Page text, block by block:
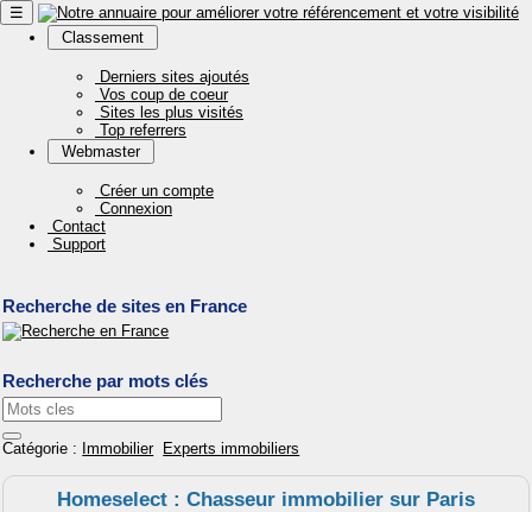
☰
Classement
Derniers sites ajoutés
Vos coup de coeur
Sites les plus visités
Top referrers
Webmaster
Créer un compte
Connexion
Contact
Support
Recherche de sites en France
Recherche par mots clés
Catégorie : Immobilier Experts immobiliers
Homeselect : Chasseur immobilier sur Paris